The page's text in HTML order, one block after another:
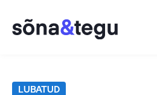
LUBATUD